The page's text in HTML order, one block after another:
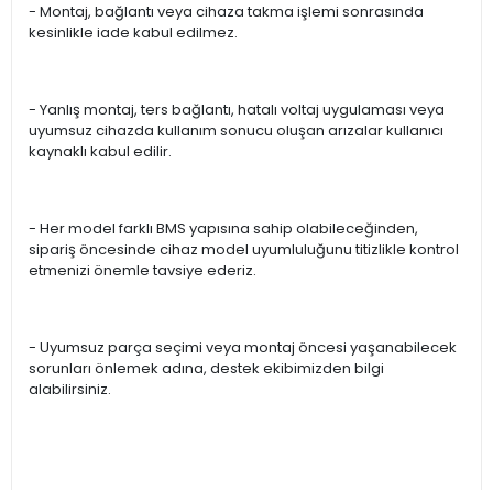
- Montaj, bağlantı veya cihaza takma işlemi sonrasında
kesinlikle iade kabul edilmez.
- Yanlış montaj, ters bağlantı, hatalı voltaj uygulaması veya
uyumsuz cihazda kullanım sonucu oluşan arızalar kullanıcı
kaynaklı kabul edilir.
- Her model farklı BMS yapısına sahip olabileceğinden,
sipariş öncesinde cihaz model uyumluluğunu titizlikle kontrol
etmenizi önemle tavsiye ederiz.
- Uyumsuz parça seçimi veya montaj öncesi yaşanabilecek
sorunları önlemek adına, destek ekibimizden bilgi
alabilirsiniz.